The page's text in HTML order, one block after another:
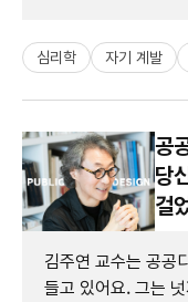
심리학 자기 계발
공
당
걸
김주연 교수는 공공
들고 있어요. 그는